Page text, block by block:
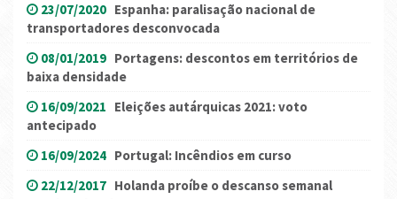
23/07/2020 Espanha: paralisação nacional de
transportadores desconvocada
08/01/2019 Portagens: descontos em territórios de
baixa densidade
16/09/2021 Eleições autárquicas 2021: voto
antecipado
16/09/2024 Portugal: Incêndios em curso
22/12/2017 Holanda proíbe o descanso semanal